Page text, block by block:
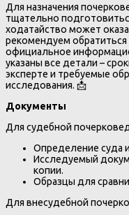
Для назначения
тщательно
ходатайство может
рекомендуем
официальное
указаны все детали –
эксперте и требуемые
исследования. 📩
Документы
Для судебной
Определение суда
Исследуемый
копии.
Образцы для
Для внесудебной